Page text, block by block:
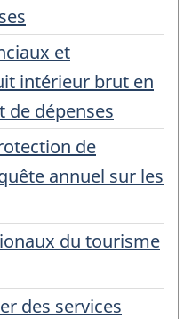
et
intérieur brut en
de dépenses
de
annuel sur les
du tourisme
des services